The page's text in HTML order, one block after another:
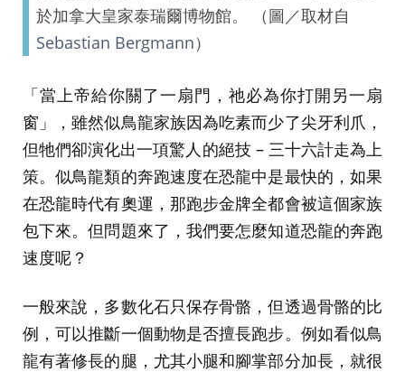
於加拿大皇家泰瑞爾博物館。 （圖／取材自
Sebastian Bergmann）
「當上帝給你關了一扇門，祂必為你打開另一扇
窗」，雖然似鳥龍家族因為吃素而少了尖牙利爪，
但牠們卻演化出一項驚人的絕技 – 三十六計走為上
策。似鳥龍類的奔跑速度在恐龍中是最快的，如果
在恐龍時代有奧運，那跑步金牌全都會被這個家族
包下來。但問題來了，我們要怎麼知道恐龍的奔跑
速度呢？
一般來說，多數化石只保存骨骼，但透過骨骼的比
例，可以推斷一個動物是否擅長跑步。例如看似鳥
龍有著修長的腿，尤其小腿和腳掌部分加長，就很